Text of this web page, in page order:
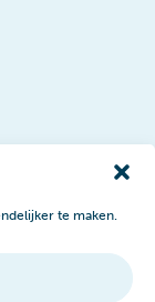
te maken.